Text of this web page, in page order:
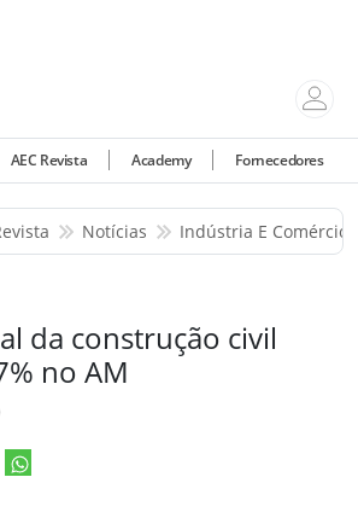
AEC Revista Academy Fornecedores
Notícias Indústria E Comércio
da construção civil
no AM